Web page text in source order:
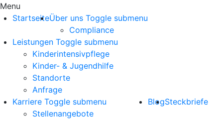
Menu
StartseiteÜber uns Toggle submenu
Compliance
Leistungen Toggle submenu
Kinderintensivpflege
Kinder- & Jugendhilfe
Standorte
Anfrage
Karriere Toggle submenu
Stellenangebote
BlogSteckbriefe